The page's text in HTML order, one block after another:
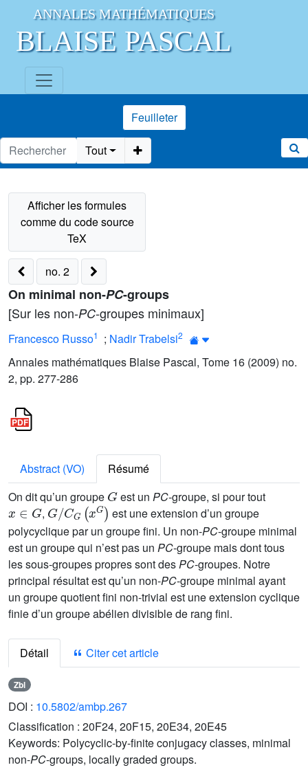
ANNALES MATHÉMATIQUES
BLAISE PASCAL
Feuilleter
Tout
no. 2
On minimal non-PC-groups
[Sur les non-PC-groupes minimaux]
Francesco Russo1 ; Nadir Trabelsi2
Annales mathématiques Blaise Pascal, Tome 16 (2009) no.
2, pp. 277-286
Abstract (VO)
Résumé
On dit qu’un groupe
est un PC-groupe, si pour tout
x∈G
,
G/CG(xG)
est une extension d’un groupe
polycyclique par un groupe fini. Un non-PC-groupe minimal
est un groupe qui n’est pas un PC-groupe mais dont tous
les sous-groupes propres sont desPC-groupes. Notre
principal résultat est qu’un non-PC-groupe minimal ayant
un groupe quotient fini non-trivial est une extension cyclique
finie d’un groupe abélien divisible de rang fini.
Détail Citer cet article
Zbl
DOI : 10.5802/ambp.267
Classification : 20F24, 20F15, 20E34, 20E45
Keywords: Polycyclic-by-finite conjugacy classes, minimal
non-PC-groups, locally graded groups.